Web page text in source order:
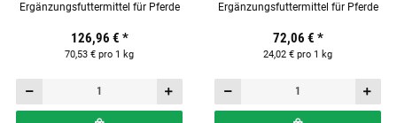
Ergänzungsfuttermittel für Pferde
126,96 € *
70,53 € pro 1 kg
Ergänzungsfuttermittel für Pferde
72,06 € *
24,02 € pro 1 kg